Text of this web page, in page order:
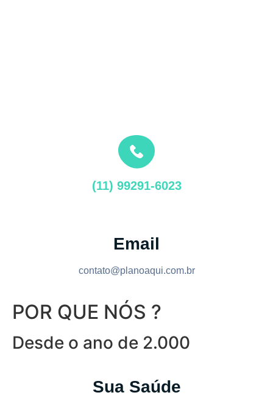
(11) 99291-6023
Email
contato@planoaqui.com.br
POR QUE NÓS ?
Desde o ano de 2.000
Sua Saúde